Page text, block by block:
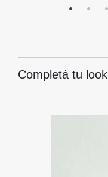
Completá tu look